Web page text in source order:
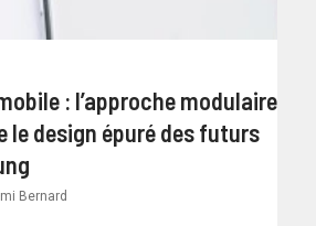
: l’approche modulaire
le design épuré des futurs
Bernard